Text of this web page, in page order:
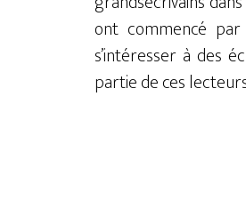
ont commencé
s’intéresser à des
partie de ces